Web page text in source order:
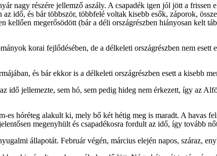
nagy részére jellemző aszály. A csapadék igen jól jött a frissen
idő, és bár többször, többfelé voltak kisebb esők, záporok,
kellően megerősödött (bár a déli országrészben hiányosan kelt
korai fejlődésében, de a délkeleti országrészben nem esett
és bár ekkor is a délkeleti országrészben esett a kisebb
idő jellemezte, sem hó, sem pedig hideg nem érkezett, így az
es hóréteg alakult ki, mely bő két hétig meg is maradt. A havas
megenyhült és csapadékosra fordult az idő, így tovább
állapotát. Február végén, március elején napos, száraz,